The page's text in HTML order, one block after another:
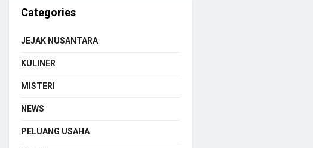
Categories
JEJAK NUSANTARA
KULINER
MISTERI
NEWS
PELUANG USAHA